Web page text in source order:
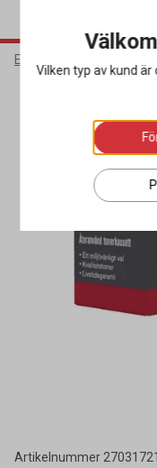
Elektronik
Artikelnummer 27031721
Vilken typ av kund är